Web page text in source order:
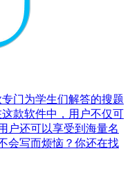
门为学生们解答的搜题
款软件中，用户不仅可
户还可以享受到海量名
会写而烦恼？你还在找